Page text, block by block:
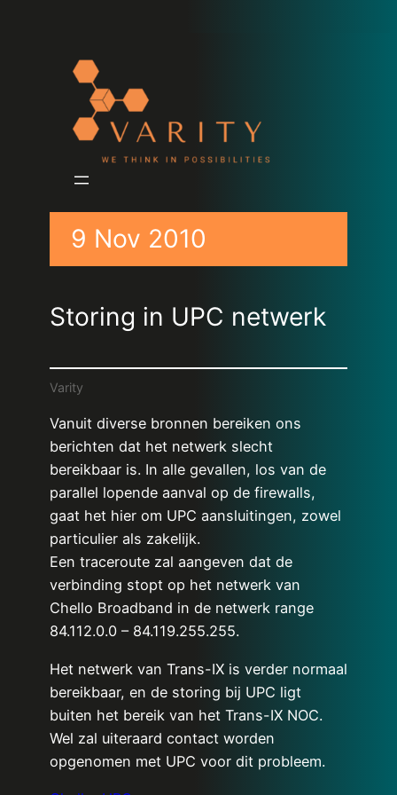
9 Nov 2010
Storing in UPC netwerk
Varity
Vanuit diverse bronnen bereiken ons
berichten dat het netwerk slecht
bereikbaar is. In alle gevallen, los van de
parallel lopende aanval op de firewalls,
gaat het hier om UPC aansluitingen, zowel
particulier als zakelijk.
Een traceroute zal aangeven dat de
verbinding stopt op het netwerk van
Chello Broadband in de netwerk range
84.112.0.0 – 84.119.255.255.
Het netwerk van Trans-IX is verder normaal
bereikbaar, en de storing bij UPC ligt
buiten het bereik van het Trans-IX NOC.
Wel zal uiteraard contact worden
opgenomen met UPC voor dit probleem.